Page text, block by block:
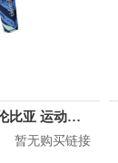
Columbia/哥伦比亚 运动护臂 CU0258
暂无购买链接